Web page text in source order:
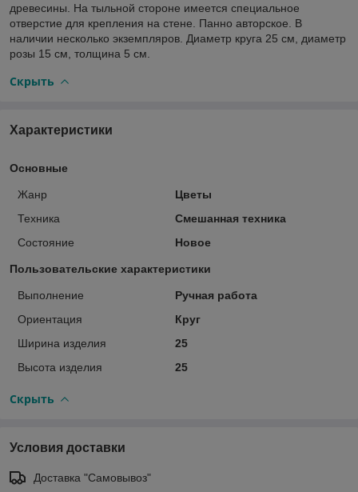
древесины. На тыльной стороне имеется специальное
отверстие для крепления на стене. Панно авторское. В
наличии несколько экземпляров. Диаметр круга 25 см, диаметр
розы 15 см, толщина 5 см.
Скрыть
Характеристики
Основные
Жанр
Цветы
Техника
Смешанная техника
Состояние
Новое
Пользовательские характеристики
Выполнение
Ручная работа
Ориентация
Круг
Ширина изделия
25
Высота изделия
25
Скрыть
Условия доставки
Доставка "Самовывоз"